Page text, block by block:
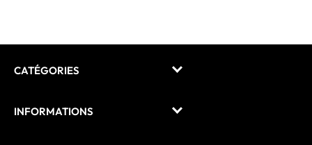
CATÉGORIES
INFORMATIONS